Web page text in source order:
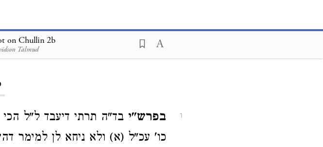
on Chullin 2b
Talmud
1 בפרש"י בד"ה תרתי דיעבד ל"ל
כו' עכ"ל (א) ולא ניחא לן למימר